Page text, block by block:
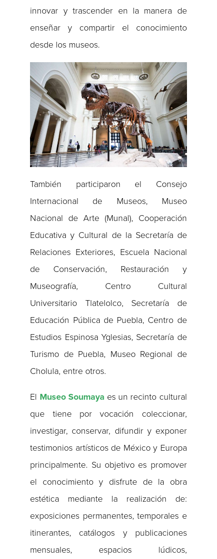
innovar y trascender en la manera de
enseñar y compartir el conocimiento
desde los museos.
También participaron el Consejo
Internacional de Museos, Museo
Nacional de Arte (Munal), Cooperación
Educativa y Cultural de la Secretaría de
Relaciones Exteriores, Escuela Nacional
de Conservación, Restauración y
Museografía, Centro Cultural
Universitario Tlatelolco, Secretaría de
Educación Pública de Puebla, Centro de
Estudios Espinosa Yglesias, Secretaría de
Turismo de Puebla, Museo Regional de
Cholula, entre otros.
El Museo Soumaya es un recinto cultural
que tiene por vocación coleccionar,
investigar, conservar, difundir y exponer
testimonios artísticos de México y Europa
principalmente. Su objetivo es promover
el conocimiento y disfrute de la obra
estética mediante la realización de:
exposiciones permanentes, temporales e
itinerantes, catálogos y publicaciones
mensuales, espacios lúdicos,